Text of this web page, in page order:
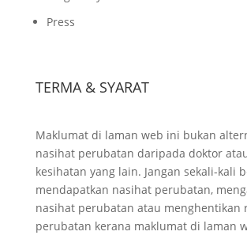
Press
TERMA & SYARAT
Maklumat di laman web ini bukan
nasihat perubatan daripada doktor
kesihatan yang lain. Jangan sekali-kali
mendapatkan nasihat perubatan,
nasihat perubatan atau menghentikan
perubatan kerana maklumat di laman